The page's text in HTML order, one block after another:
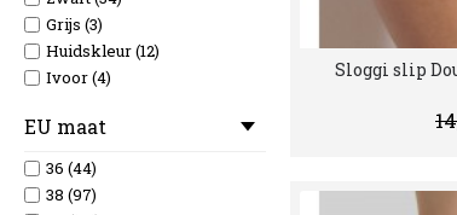
Grijs (3)
Huidskleur (12)
Ivoor (4)
EU maat
36 (44)
38 (97)
Sloggi slip